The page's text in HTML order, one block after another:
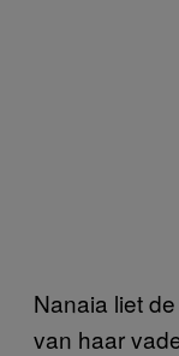
Nanaia liet
van haar